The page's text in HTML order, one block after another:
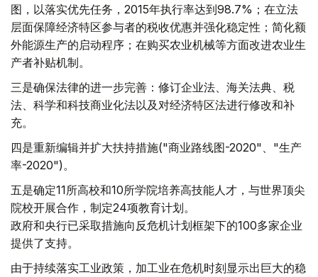
图，以落实优先任务，2015年执行率达到98.7%；在立法
层面保障经济特区参与者的税收优惠并强化稳定性；简化额
外能源生产的启动程序；在购买农业机械等方面改进农业生
产者补贴机制。
三是确保法律的进一步完善：修订企业法、海关法典、税
法、科学和科技商业化法以及对经济特区法进行修改和补
充。
四是重新编辑并扩大扶持措施("商业路线图-2020"、"生产
率-2020")。
五是确定11所高校和10所学院培养高技能人才，与世界顶尖
院校开展合作，制定24项教育计划。
政府和央行已采取措施向反危机计划框架下的100多家企业
提供了支持。
由于持续落实工业政策，加工业在危机时刻显示出巨大的稳